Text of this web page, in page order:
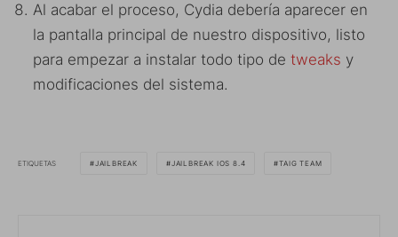
Al acabar el proceso, Cydia debería aparecer en
la pantalla principal de nuestro dispositivo, listo
para empezar a instalar todo tipo de tweaks y
modificaciones del sistema.
ETIQUETAS JAILBREAK JAILBREAK IOS 8.4 TAIG TEAM